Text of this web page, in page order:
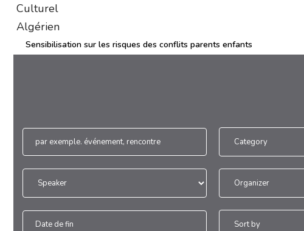
Sensibilisation sur les risques des conflits parents enfants